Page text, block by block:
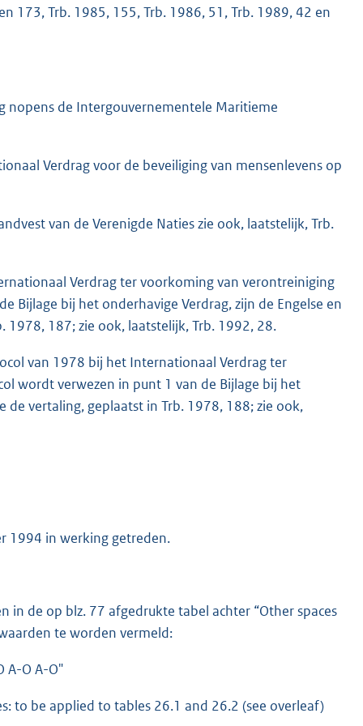
173, Trb. 1985, 155, Trb. 1986, 51, Trb. 1989, 42 en
nopens de Intergouvernementele Maritieme
Verdrag voor de beveiliging van mensenlevens op
van de Verenigde Naties zie ook, laatstelijk, Trb.
Verdrag ter voorkoming van verontreiniging
Bijlage bij het onderhavige Verdrag, zijn de Engelse en
1978, 187; zie ook, laatstelijk, Trb. 1992, 28.
van 1978 bij het Internationaal Verdrag ter
wordt verwezen in punt 1 van de Bijlage bij het
de vertaling, geplaatst in Trb. 1978, 188; zie ook,
1994 in werking getreden.
in de op blz. 77 afgedrukte tabel achter “Other spaces
te worden vermeld:
A-O A-O"
to be applied to tables 26.1 and 26.2 (see overleaf)